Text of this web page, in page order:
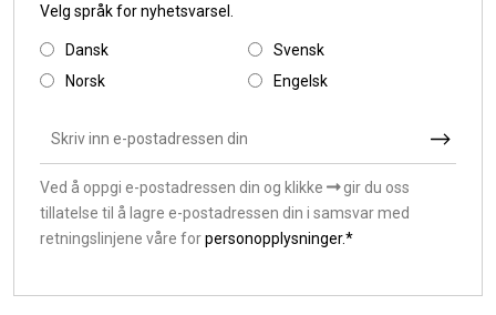
Velg språk for nyhetsvarsel.
Dansk
Svensk
Norsk
Engelsk
Ved å oppgi e-postadressen din og klikke
gir du oss
tillatelse til å lagre e-postadressen din i samsvar med
retningslinjene våre forpersonopplysninger.*